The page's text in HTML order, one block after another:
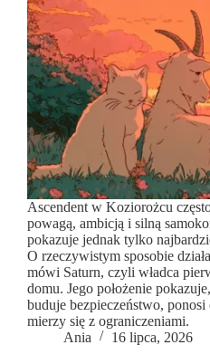
Ascendent w Koziorożcu
powagą, ambicją i silną
pokazuje jednak tylko
O rzeczywistym sposobie
mówi Saturn, czyli władca
domu. Jego położenie
buduje bezpieczeństwo,
mierzy się z ograniczeniami.
Ania
16 lipca, 2026